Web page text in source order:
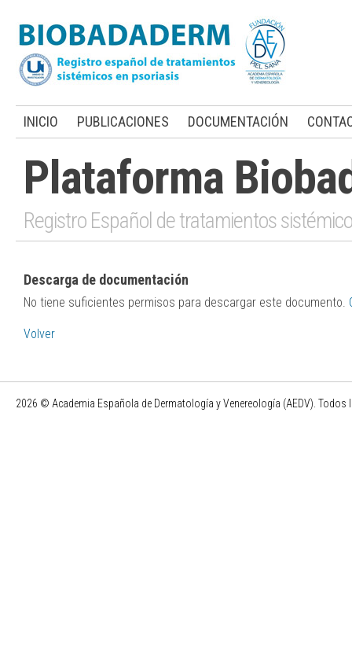
INICIO PUBLICACIONES DOCUMENTACIÓN
Plataforma
Registro Español de tratamientos
Descarga de documentación
No tiene suficientes permisos para descargar este documento.
Volver
2026 © Academia Española de Dermatología y Venereología (AEDV). Todos